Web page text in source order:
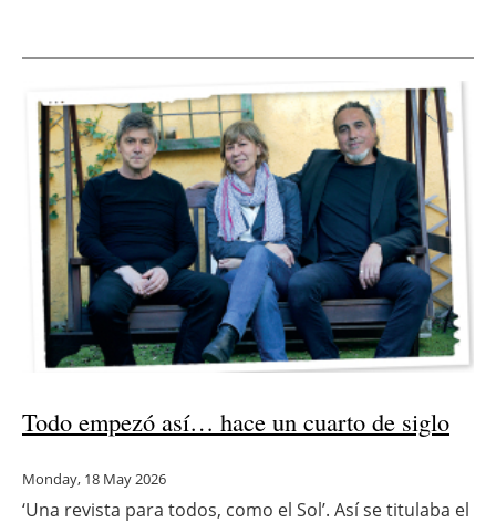
Todo empezó así… hace un cuarto de siglo
Monday, 18 May 2026
‘Una revista para todos, como el Sol’. Así se titulaba el